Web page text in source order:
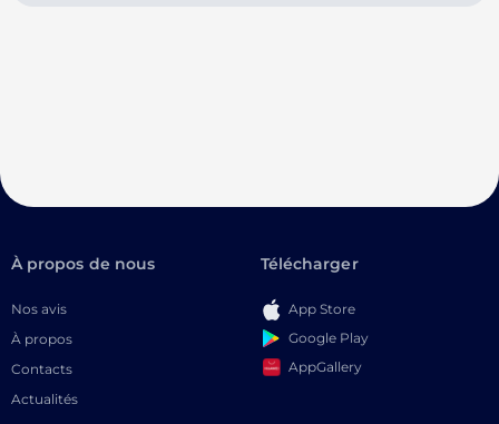
À propos de nous
Nos avis
À propos
Contacts
Actualités
Télécharger
App Store
Google Play
AppGallery